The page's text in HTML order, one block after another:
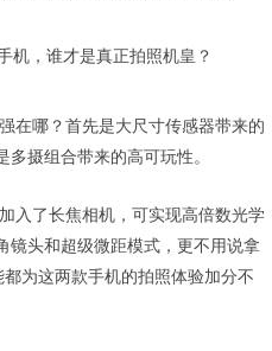
在哪？首先是大尺寸传感器带来的
摄组合带来的高可玩性。
入了长焦相机，可实现高倍数光学
镜头和超级微距模式，更不用说拿
为这两款手机的拍照体验加分不